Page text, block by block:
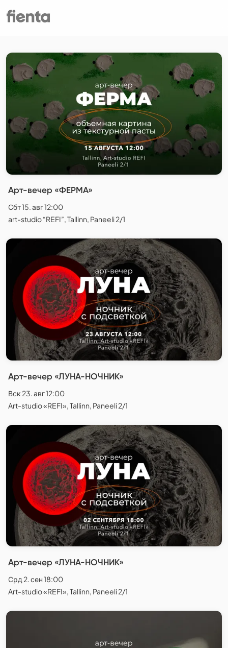
Арт-вечер «ФЕРМА»
Сбт 15. авг 12:00
art-studio “REFI”, Tallinn, Paneeli 2/1
Арт-вечер «ЛУНА-НОЧНИК»
Вск 23. авг 12:00
Art-studio «REFI», Tallinn, Paneeli 2/1
Арт-вечер «ЛУНА-НОЧНИК»
Срд 2. сен 18:00
Art-studio «REFI», Tallinn, Paneeli 2/1